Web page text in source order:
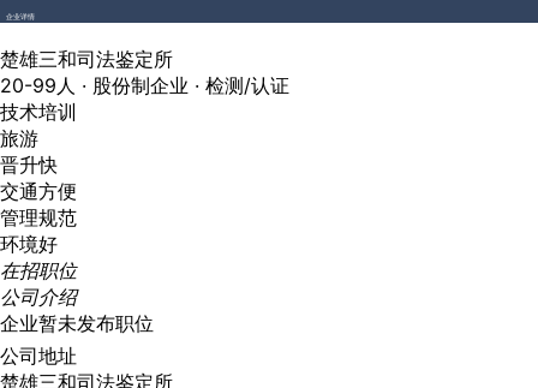
企业详情
楚雄三和司法鉴定所
20-99人 · 股份制企业 · 检测/认证
技术培训
旅游
晋升快
交通方便
管理规范
环境好
在招职位
公司介绍
企业暂未发布职位
公司地址
楚雄三和司法鉴定所